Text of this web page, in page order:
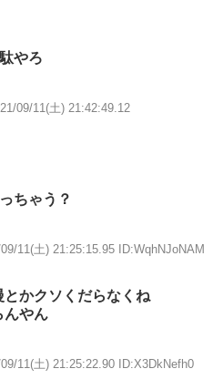
やろ
09/11(土) 21:42:49.12
ちゃう？
11(土) 21:25:15.95 ID:WqhNJoNAM
かクソくだらなくね
んやん
11(土) 21:25:22.90 ID:X3DkNefh0